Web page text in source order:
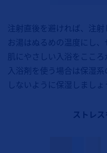
注射直後を避ければ、注射
お湯はぬるめの温度にし、
肌にやさしい入浴をこころ
入浴剤を使う場合は保湿
しないように保湿しましょ
ストレ